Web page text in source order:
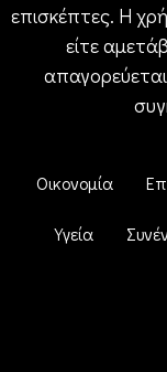
επισκέπτες. Η
είτε
Οικονομία
Υγεία